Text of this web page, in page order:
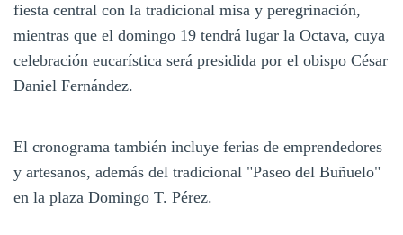
fiesta central con la tradicional misa y peregrinación,
mientras que el domingo 19 tendrá lugar la Octava, cuya
celebración eucarística será presidida por el obispo César
Daniel Fernández.
El cronograma también incluye ferias de emprendedores
y artesanos, además del tradicional "Paseo del Buñuelo"
en la plaza Domingo T. Pérez.